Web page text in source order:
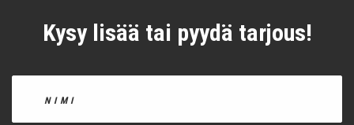
Kysy lisää tai pyydä tarjous!